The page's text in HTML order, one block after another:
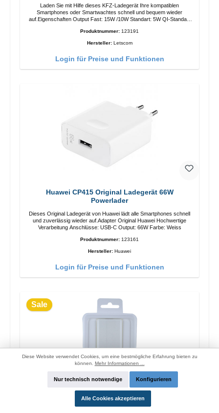
Laden Sie mit Hilfe dieses KFZ-Ladegerät Ihre kompatiblen
Smartphones oder Smartwachtes schnell und bequem wieder
auf.Eigenschaften Output Fast: 15W /10W Standart: 5W QI-Standart
Produktnummer: 123191
Hersteller: Letscom
Login für Preise und Funktionen
Huawei CP415 Original Ladegerät 66W
Powerlader
Dieses Original Ladegerät von Huawei lädt alle Smartphones schnell
und zuverlässig wieder auf.Adapter Original Huawei Hochwertige
Verarbeitung Anschlüsse: USB-C Output: 66W Farbe: Weiss
Produktnummer: 123161
Hersteller: Huawei
Login für Preise und Funktionen
Sale
OPPO OP52JAEH Original Ladegerät 10W
Diese Website verwendet Cookies, um eine bestmögliche Erfahrung bieten zu
können. Mehr Informationen ...
Nur technisch notwendige Konfigurieren
Alle Cookies akzeptieren